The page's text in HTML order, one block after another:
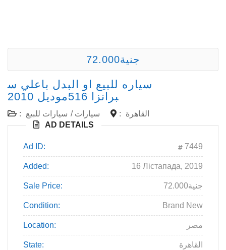
72.000جنية
سياره للبيع او البدل باعلي س
برانزا 516موديل 2010
: سيارات / سيارات للبيع :
القاهرة
AD DETAILS
Ad ID: 7449
Added: 16 Лістапада, 2019
Sale Price: 72.000جنية
Condition: Brand New
Location: مصر
State: القاهرة